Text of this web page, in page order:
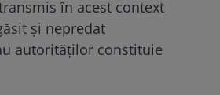
în acest context
și nepredat
autorităților constituie